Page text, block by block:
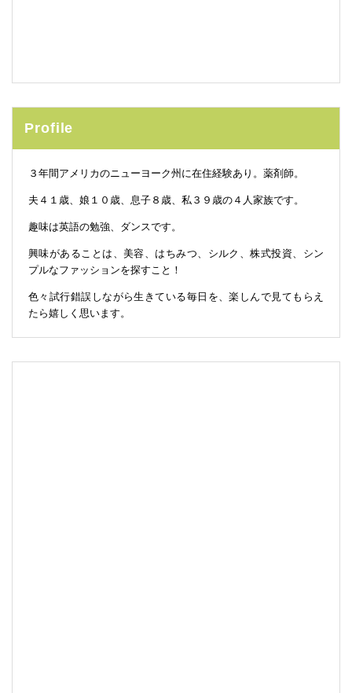
Profile
３年間アメリカのニューヨーク州に在住経験あり。薬剤師。
夫４１歳、娘１０歳、息子８歳、私３９歳の４人家族です。
趣味は英語の勉強、ダンスです。
興味があることは、美容、はちみつ、シルク、株式投資、シン
プルなファッションを探すこと！
色々試行錯誤しながら生きている毎日を、楽しんで見てもらえ
たら嬉しく思います。